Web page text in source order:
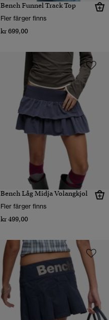
Bench Funnel Track Top
Fler färger finns
kr 699,00
Bench Låg Midja Volangkjol
Fler färger finns
kr 499,00